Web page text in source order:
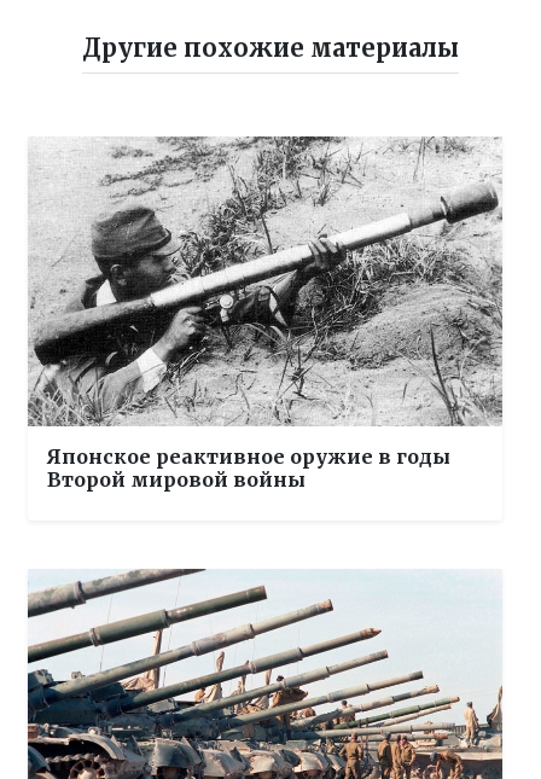
Другие похожие материалы
Японское реактивное оружие в годы
Второй мировой войны